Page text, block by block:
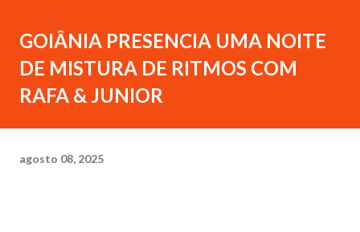
GOIÂNIA PRESENCIA UMA NOITE
DE MISTURA DE RITMOS COM
RAFA & JUNIOR
agosto 08, 2025